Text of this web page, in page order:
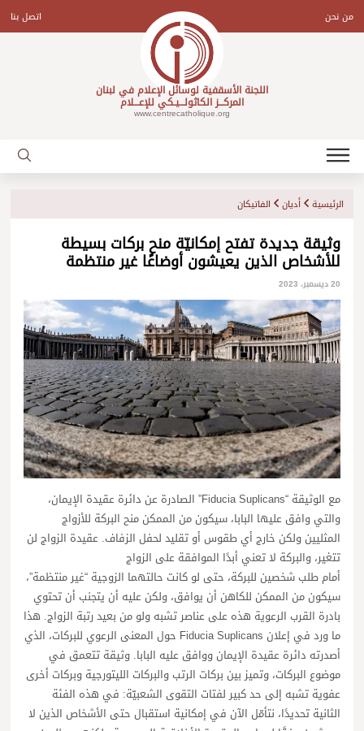
contentمن نحن اتصل بنا
اللجنة الأسقفية لوسائل الإعلام في لبنان
المركـــز الكاثولـــيـكي للإعـــلام
www.centrecatholique.org
الرئيسية أديان الفاتيكان
وثيقة جديدة تفتح إمكانيّة منح بركات بسيطة
للأشخاص الذين يعيشون أوضاعًا غير منتظمة
20 ديسمبر، 2023
مع الوثيقة “Fiducia Suplicans” الصادرة عن دائرة عقيدة الإيمان،
والتي وافق عليها البابا، سيكون من الممكن منح البركة للأزواج
المثليين ولكن خارج أي طقوس أو تقليد لحفل الزفاف. عقيدة الزواج لن
تتغير، والبركة لا تعني أبدًا الموافقة على الزواج
أمام طلب شخصين للبركة، حتى لو كانت حالتهما الزوجية “غير منتظمة”،
سيكون من الممكن للكاهن أن يوافق، ولكن عليه أن يتجنب أن تحتوي
بادرة القرب الرعوية هذه على عناصر تشبه ولو من بعيد رتبة الزواج. هذا
ما ورد في إعلان Fiducia Suplicans حول المعنى الرعوي للبركات، الذي
أصدرته دائرة عقيدة الإيمان ووافق عليه البابا. وثيقة تتعمق في
موضوع البركات، وتميز بين بركات الرتب والبركات الليتورجية وبركات أخرى
عفوية تشبه إلى حد كبير لفتات التقوى الشعبيّة: في هذه الفئة
الثانية تحديدًا، نتأمّل الآن في إمكانية استقبال حتى الأشخاص الذين لا